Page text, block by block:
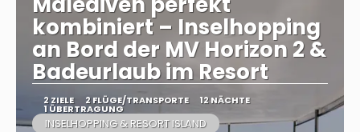
kombiniert – Inselhopping
an Bord der MV Horizon 2 &
Badeurlaub im Resort
2 ZIELE 2 FLÜGE/TRANSPORTE 12 NÄCHTE
1 ÜBERTRAGUNG
INSELHOPPING & RESORT ISLAND